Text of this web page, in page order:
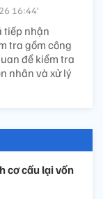
16:44’
tiếp nhận
tra gồm công
để kiểm tra
nhân và xử lý
cơ cấu lại vốn